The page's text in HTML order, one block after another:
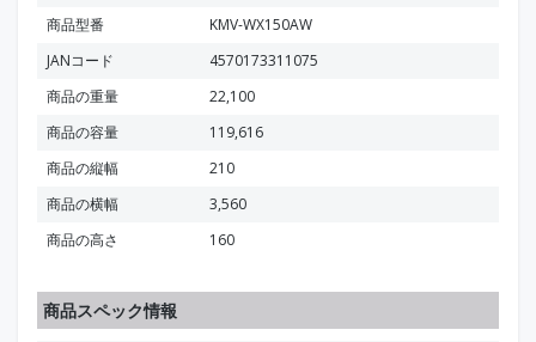
商品型番
KMV-WX150AW
JANコード
4570173311075
商品の重量
22,100
商品の容量
119,616
商品の縦幅
210
商品の横幅
3,560
商品の高さ
160
商品スペック情報